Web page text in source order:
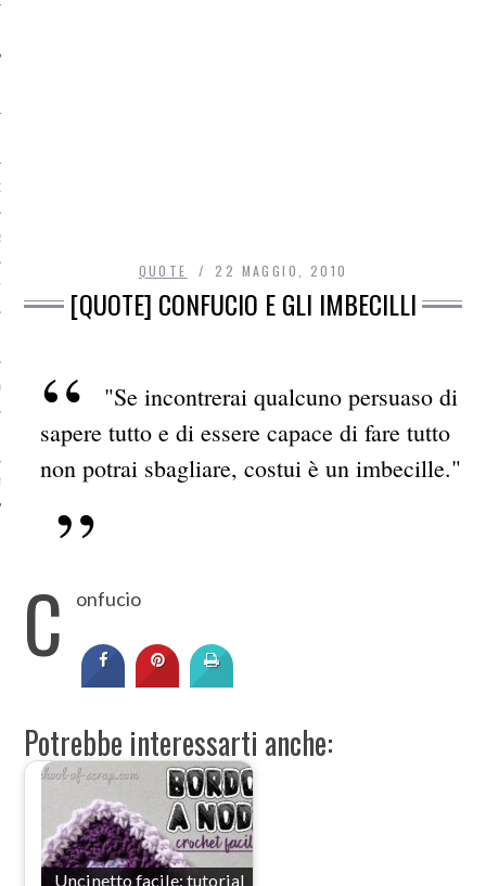
DI ACCESSO AI DATI
QUOTE 22 MAGGIO, 2010
[QUOTE] CONFUCIO E GLI IMBECILLI
"Se incontrerai qualcuno persuaso di
sapere tutto e di essere capace di fare tutto
non potrai sbagliare, costui è un imbecille."
C onfucio
Potrebbe interessarti anche:
Uncinetto facile: tutorial